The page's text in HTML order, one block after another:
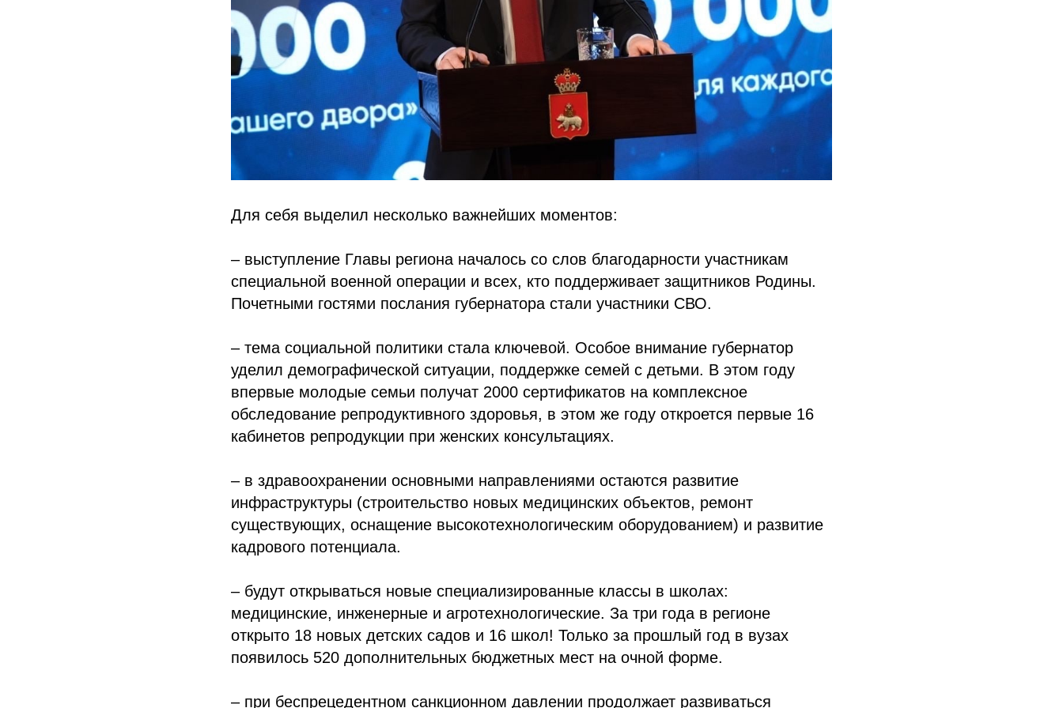
Для себя выделил несколько важнейших моментов:
– выступление Главы региона началось со слов благодарности участникам
специальной военной операции и всех, кто поддерживает защитников Родины.
Почетными гостями послания губернатора стали участники СВО.
– тема социальной политики стала ключевой. Особое внимание губернатор
уделил демографической ситуации, поддержке семей с детьми. В этом году
впервые молодые семьи получат 2000 сертификатов на комплексное
обследование репродуктивного здоровья, в этом же году откроется первые 16
кабинетов репродукции при женских консультациях.
– в здравоохранении основными направлениями остаются развитие
инфраструктуры (строительство новых медицинских объектов, ремонт
существующих, оснащение высокотехнологическим оборудованием) и развитие
кадрового потенциала.
– будут открываться новые специализированные классы в школах:
медицинские, инженерные и агротехнологические. За три года в регионе
открыто 18 новых детских садов и 16 школ! Только за прошлый год в вузах
появилось 520 дополнительных бюджетных мест на очной форме.
– при беспрецедентном санкционном давлении продолжает развиваться